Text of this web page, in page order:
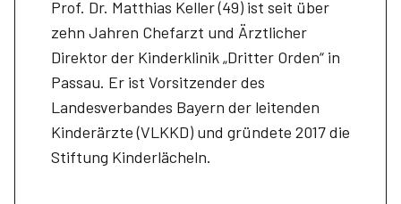
Prof. Dr. Matthias Keller (49) ist seit über
zehn Jahren Chefarzt und Ärztlicher
Direktor der Kinderklinik „Dritter Orden“ in
Passau. Er ist Vorsitzender des
Landesverbandes Bayern der leitenden
Kinderärzte (VLKKD) und gründete 2017 die
Stiftung Kinderlächeln.